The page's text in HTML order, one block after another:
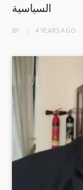
السياسية
BY 4 YEARSAGO